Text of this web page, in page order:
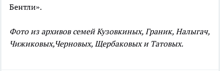
Бентли».
Фото из архивов семей Кузовкиных, Граник, Налыгач,
Чижиковых,Черновых, Щербаковых и Татовых.